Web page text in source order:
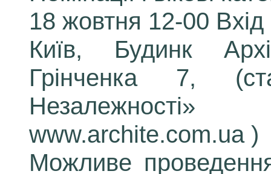
18 жовтня 12-00 Вхід
Київ, Будинк
Грінченка 7,
www.archite.com.ua )
Можливе